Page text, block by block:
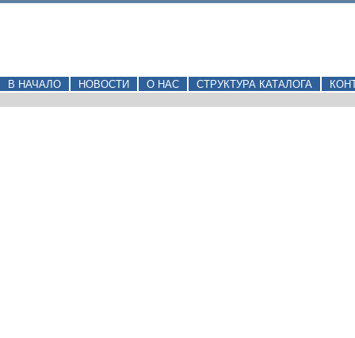
В НАЧАЛО НОВОСТИ О НАС СТРУКТУРА КАТАЛОГА